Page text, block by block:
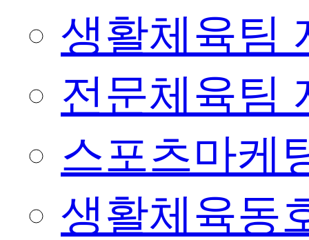
생활체육팀
전문체육팀
스포츠마케
생활체육동